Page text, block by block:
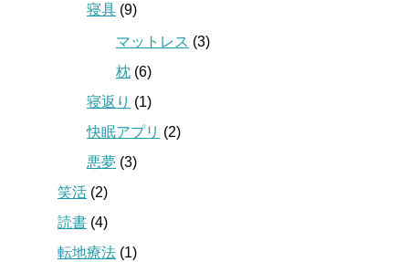
寝具 (9)
マットレス (3)
枕 (6)
寝返り (1)
快眠アプリ (2)
悪夢 (3)
笑活 (2)
読書 (4)
転地療法 (1)